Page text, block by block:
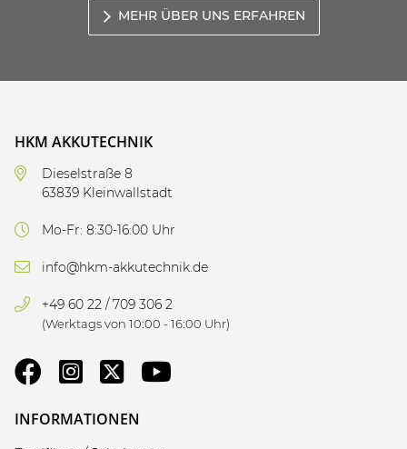
MEHR ÜBER UNS ERFAHREN
HKM AKKUTECHNIK
Dieselstraße 8
63839 Kleinwallstadt
Mo-Fr: 8:30-16:00 Uhr
info@hkm-akkutechnik.de
+49 60 22 / 709 306 2
(Werktags von 10:00 - 16:00 Uhr)
INFORMATIONEN